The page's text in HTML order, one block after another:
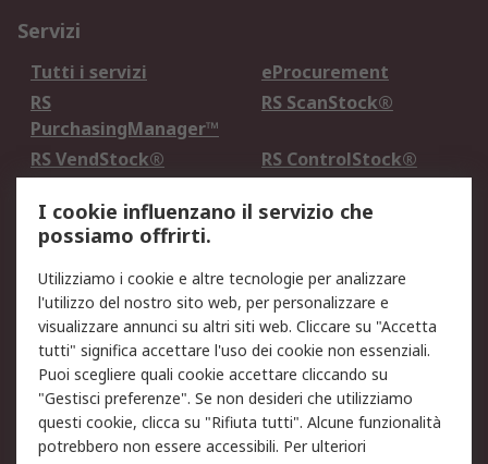
Servizi
Tutti i servizi
eProcurement
RS
PurchasingManager™
RS ScanStock®
RS VendStock®
RS ControlStock®
Legale
Informativa Cookie
Informativa Privacy -
Aggiornata
Email Security
Termini d'uso
Condizioni di vendita
Condizioni generali di
servizio
Etica e responsabilità
I cookie influenzano il servizio che
possiamo offrirti.
Utilizziamo i cookie e altre tecnologie per analizzare
l'utilizzo del nostro sito web, per personalizzare e
visualizzare annunci su altri siti web. Cliccare su "Accetta
tutti" significa accettare l'uso dei cookie non essenziali.
Puoi scegliere quali cookie accettare cliccando su
"Gestisci preferenze". Se non desideri che utilizziamo
questi cookie, clicca su "Rifiuta tutti". Alcune funzionalità
potrebbero non essere accessibili. Per ulteriori